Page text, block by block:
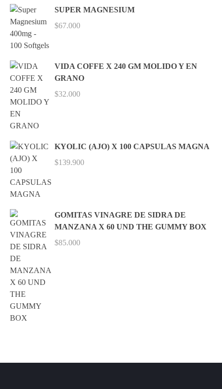
SUPER MAGNESIUM
$67.000
VIDA COFFE X 240 GM MOLIDO Y EN
GRANO
$32.000
KYOLIC (AJO) X 100 CAPSULAS MAGNA
$139.900
GOMITAS VINAGRE DE SIDRA DE
MANZANA X 60 UND THE GUMMY BOX
$85.000